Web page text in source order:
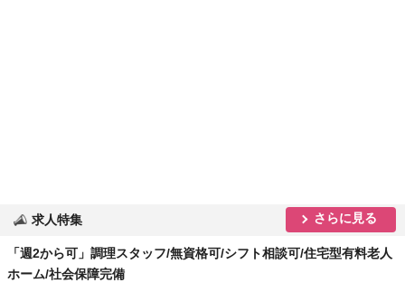
求人特集 さらに見る
「週2から可」調理スタッフ/無資格可/シフト相談可/住宅型有料老人
ホーム/社会保障完備